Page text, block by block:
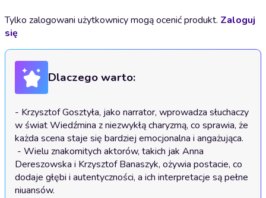
Tylko zalogowani użytkownicy mogą ocenić produkt. Zaloguj
się
Dlaczego warto:
- Krzysztof Gosztyła, jako narrator, wprowadza słuchaczy
w świat Wiedźmina z niezwykłą charyzmą, co sprawia, że
każda scena staje się bardziej emocjonalna i angażująca.
Dereszowska i Krzysztof Banaszyk, ożywia postacie, co
dodaje głębi i autentyczności, a ich interpretacje są pełne
niuansów.